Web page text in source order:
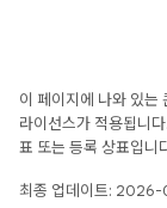
이 페이지에 나와 있는
라이선스가 적용됩니
표 또는 등록 상표입니
최종 업데이트: